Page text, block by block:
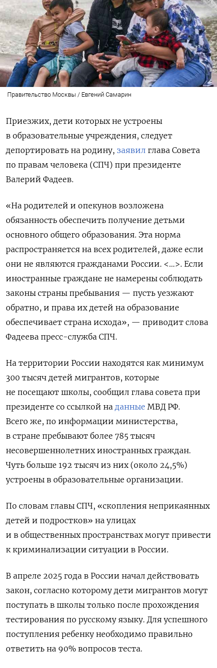
Правительство Москвы / Евгений Самарин
Приезжих, дети которых не устроены
в образовательные учреждения, следует
депортировать на родину, заявил глава Совета
по правам человека (СПЧ) при президенте
Валерий Фадеев.
«На родителей и опекунов возложена
обязанность обеспечить получение детьми
основного общего образования. Эта норма
распространяется на всех родителей, даже если
они не являются гражданами России. <…>. Если
иностранные граждане не намерены соблюдать
законы страны пребывания — пусть уезжают
обратно, и права их детей на образование
обеспечивает страна исхода», — приводит слова
Фадеева пресс-служба СПЧ.
На территории России находятся как минимум
300 тысяч детей мигрантов, которые
не посещают школы, сообщил глава совета при
президенте со ссылкой на данные МВД РФ.
Всего же, по информации министерства,
в стране пребывают более 785 тысяч
несовершеннолетних иностранных граждан.
Чуть больше 192 тысяч из них (около 24,5%)
устроены в образовательные организации.
По словам главы СПЧ, «скопления неприкаянных
детей и подростков» на улицах
и в общественных пространствах могут привести
к криминализации ситуации в России.
В апреле 2025 года в России начал действовать
закон, согласно которому дети мигрантов могут
поступать в школы только после прохождения
тестирования по русскому языку. Для успешного
поступления ребенку необходимо правильно
ответить на 90% вопросов теста.